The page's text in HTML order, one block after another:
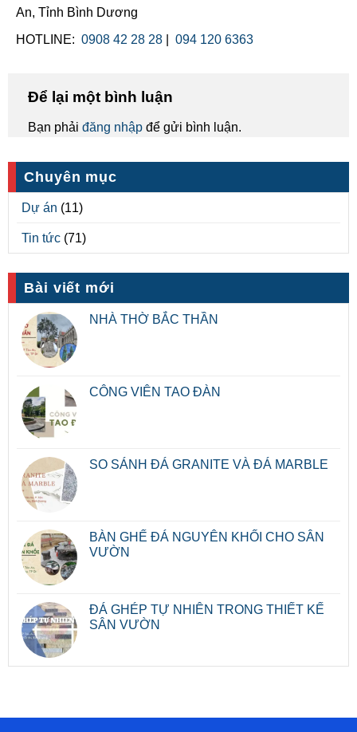
An, Tỉnh Bình Dương
HOTLINE: 0908 42 28 28 094 120 6363
Để lại một bình luận
Bạn phải đăng nhập để gửi bình luận.
Chuyên mục
Dự án (11)
Tin tức (71)
Bài viết mới
NHÀ THỜ BẮC THẦN
CÔNG VIÊN TAO ĐÀN
SO SÁNH ĐÁ GRANITE VÀ ĐÁ MARBLE
BÀN GHẾ ĐÁ NGUYÊN KHỐI CHO SÂN
VƯỜN
ĐÁ GHÉP TỰ NHIÊN TRONG THIẾT KẾ
SÂN VƯỜN